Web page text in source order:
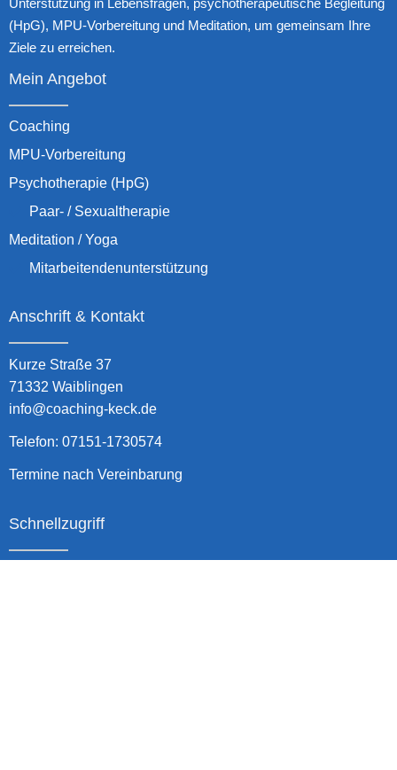
Unterstützung in Lebensfragen, psychotherapeutische Begleitung
(HpG), MPU-Vorbereitung und Meditation, um gemeinsam Ihre
Ziele zu erreichen.
Mein Angebot
Coaching
MPU-Vorbereitung
Psychotherapie (HpG)
Paar- / Sexualtherapie
Meditation / Yoga
Mitarbeitendenunterstützung
Anschrift & Kontakt
Kurze Straße 37
71332 Waiblingen
info@coaching-keck.de
Telefon: 07151-1730574
Termine nach Vereinbarung
Schnellzugriff